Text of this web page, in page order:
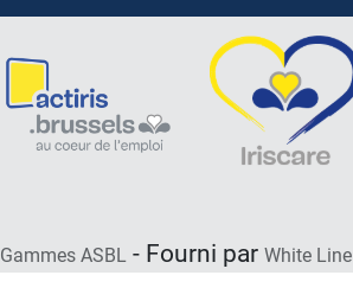
Gammes ASBL - Fourni par White Line